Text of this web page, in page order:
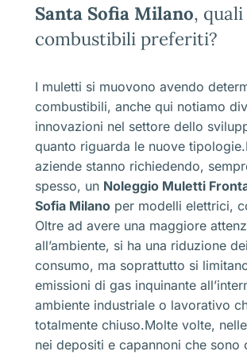
Santa Sofia Milano,
combustibili preferiti?
I muletti si muovono avendo
combustibili, anche qui notiamo
innovazioni nel settore dello
quanto riguarda le nuove
aziende stanno richiedendo,
spesso, un Noleggio Muletti
Sofia Milano per modelli elettrici,
Oltre ad avere una maggiore
all’ambiente, si ha una riduzione
consumo, ma soprattutto si
emissioni di gas inquinante
ambiente industriale o lavorativo
totalmente chiuso.Molte volte,
nei depositi e capannoni che sono